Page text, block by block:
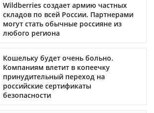
Wildberries создает армию частных
складов по всей России. Партнерами
могут стать обычные россияне из
любого региона
Кошельку будет очень больно.
Компаниям влетит в копеечку
принудительный переход на
российские сертификаты
безопасности